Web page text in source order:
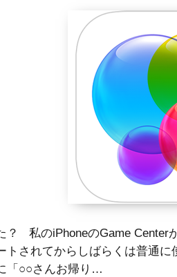
？ 私のiPhoneのGame Center
トされてからしばらくは普通
「○○さんお帰り…